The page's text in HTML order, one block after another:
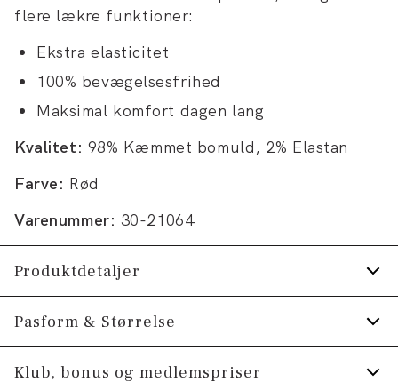
flere lækre funktioner:
Ekstra elasticitet
100% bevægelsesfrihed
Maksimal komfort dagen lang
Kvalitet: 98% Kæmmet bomuld, 2% Elastan
Farve: Rød
Varenummer: 30-21064
Produktdetaljer
Skjorten har button-down krave.
Manchetten har to knapper til at justere
størrelsen.
Pasform & Størrelse
Fit:Slim fit
Klub, bonus og medlemspriser